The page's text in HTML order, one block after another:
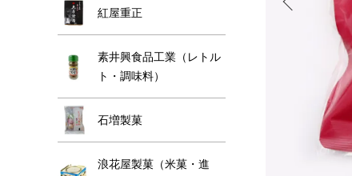
紅屋重正
素井興食品工業（レトル
ト・調味料）
石増製菓
浪花屋製菓（米菓・進